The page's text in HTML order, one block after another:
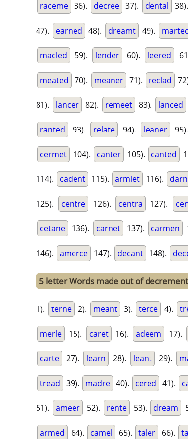
raceme 36). decree 37). dental 38).
47). earned 48). dreamt 49).
macled 59). lender 60). leered
meated 70). meaner 71). reclad
81). lancer 82). remeet 83). lanced
ranted 93). relate 94). leaner 95).
cermet 104). canter 105). canted
114). cadent 115). armlet 116).
125). centre 126). centra 127).
cetane 136). carnet 137). carmen
146). amerce 147). decant 148).
5 letter Words made out of
1). terne 2). meant 3). terce 4).
merle 15). caret 16). adeem 17).
carte 27). learn 28). leant 29).
tread 39). madre 40). cered 41).
51). ameer 52). rente 53). dream
armed 64). camel 65). taler 66).